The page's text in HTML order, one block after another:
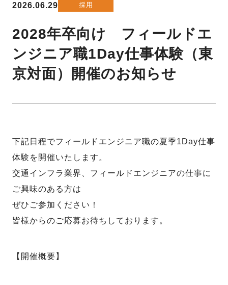
2026.06.29 採用
2028年卒向け フィールドエ
ンジニア職1Day仕事体験（東
京対面）開催のお知らせ
下記日程でフィールドエンジニア職の夏季1Day仕事
体験を開催いたします。
交通インフラ業界、フィールドエンジニアの仕事に
ご興味のある方は
ぜひご参加ください！
皆様からのご応募お待ちしております。
【開催概要】